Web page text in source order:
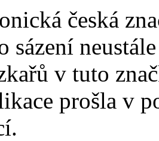
česká
sázení
v tuto
prošla v